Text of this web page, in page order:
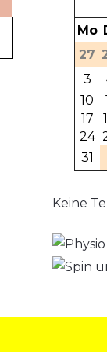
Mo
27
3
10
17
24
31
Keine